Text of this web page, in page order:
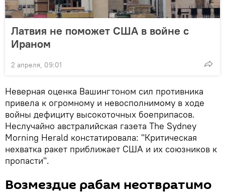
Латвия не поможет США в войне с
Ираном
2 апреля, 09:01
Неверная оценка Вашингтоном сил противника
привела к огромному и невосполнимому в ходе
войны дефициту высокоточных боеприпасов.
Неслучайно австралийская газета The Sydney
Morning Herald констатировала: "Критическая
нехватка ракет приближает США и их союзников к
пропасти".
Возмездие рабам неотвратимо